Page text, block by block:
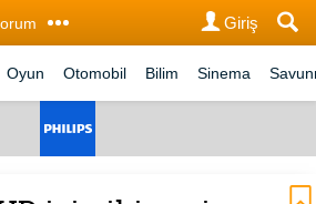
Giriş
Oyun Otomobil Bilim Sinema